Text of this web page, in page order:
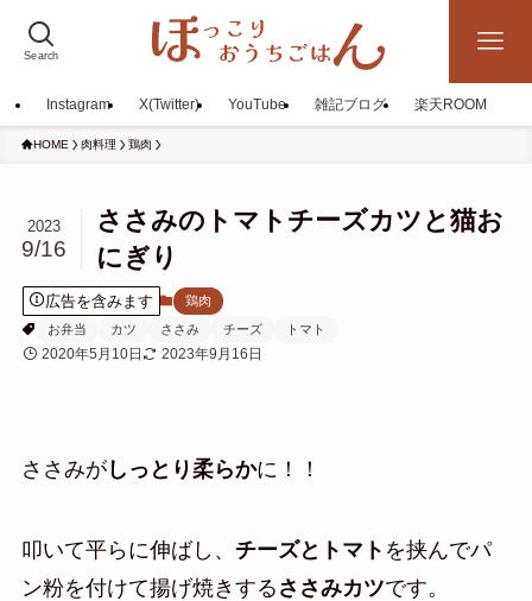
Search
Instagram X(Twitter) YouTube 雑記ブログ 楽天ROOM
HOME 肉料理 鶏肉
ささみのトマトチーズカツと猫お
にぎり
2023
9/16
広告を含みます
鶏肉
お弁当
カツ ささみ チーズ トマト
2020年5月10日 2023年9月16日
ささみがしっとり柔らかに！！
叩いて平らに伸ばし、 チーズとトマト を挟んでパ
ン粉を付けて揚げ焼きする ささみカツです。